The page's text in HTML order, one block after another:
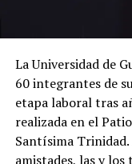
La Universidad de
60 integrantes de
etapa laboral tras
realizada en el
Santísima
amistades, las y